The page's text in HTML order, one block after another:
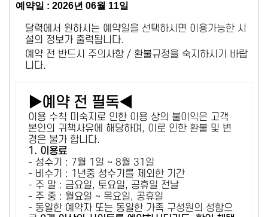
예약일 : 2026년 06월 11일
달력에서 원하시는 예약일을 선택하시면 이용가능한 시
설의 정보가 출력됩니다.
예약 전 반드시 주의사항 / 환불규정을 숙지하시기 바랍
니다.
▶예약 전 필독◀
이용 수칙 미숙지로 인한 이용 상의 불이익은 고객
본인의 귀책사유에 해당하며, 이로 인한 환불 및 변
경은 불가 합니다.
1. 이용료
- 성수기 : 7월 1일 ~ 8월 31일
- 비수기 : 1년중 성수기를 제외한 기간
- 주 말 : 금요일, 토요일, 공휴일 전날
- 주 중 : 월요일 ~ 목요일, 공휴일
- 동일한 예약자 또는 동일한 가족 구성원의 성함으